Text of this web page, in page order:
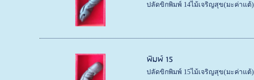
ปลัดขิกพิมพ์ 14ไม้เจริญสุข(มะค่าแต้)
พิมพ์ 15
ปลัดขิกพิมพ์ 15ไม้เจริญสุข(มะค่าแต้)